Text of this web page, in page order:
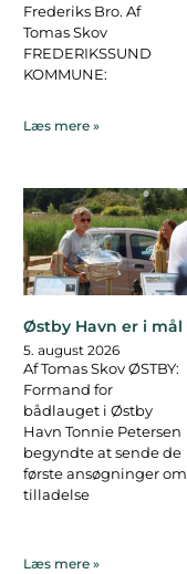
Frederiks Bro. Af
Tomas Skov
FREDERIKSSUND
KOMMUNE:
Læs mere »
Østby Havn er i mål
5. august 2026
Af Tomas Skov ØSTBY:
Formand for
bådlauget i Østby
Havn Tonnie Petersen
begyndte at sende de
første ansøgninger om
tilladelse
Læs mere »